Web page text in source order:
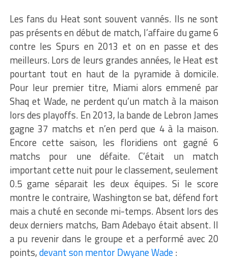
Les fans du Heat sont souvent vannés. Ils ne sont
pas présents en début de match, l’affaire du game 6
contre les Spurs en 2013 et on en passe et des
meilleurs. Lors de leurs grandes années, le Heat est
pourtant tout en haut de la pyramide à domicile.
Pour leur premier titre, Miami alors emmené par
Shaq et Wade, ne perdent qu’un match à la maison
lors des playoffs. En 2013, la bande de Lebron James
gagne 37 matchs et n’en perd que 4 à la maison.
Encore cette saison, les floridiens ont gagné 6
matchs pour une défaite. C’était un match
important cette nuit pour le classement, seulement
0.5 game séparait les deux équipes. Si le score
montre le contraire, Washington se bat, défend fort
mais a chuté en seconde mi-temps. Absent lors des
deux derniers matchs, Bam Adebayo était absent. Il
a pu revenir dans le groupe et a performé avec 20
points,devant son mentor Dwyane Wade: